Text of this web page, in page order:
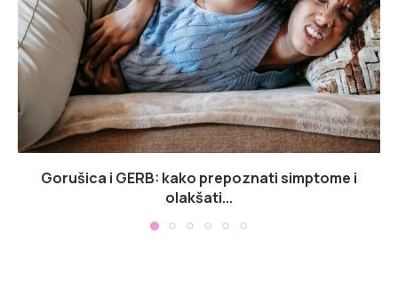
Gorušica i GERB: kako prepoznati simptome i
olakšati...